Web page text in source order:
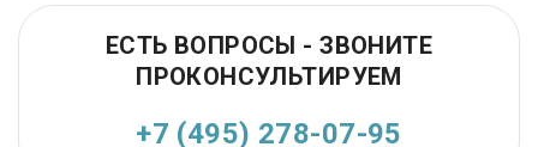
ЕСТЬ ВОПРОСЫ - ЗВОНИТЕ
ПРОКОНСУЛЬТИРУЕМ
+7 (495) 278-07-95